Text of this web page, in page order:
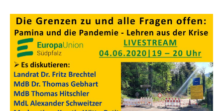
unseres
Wahlkreises